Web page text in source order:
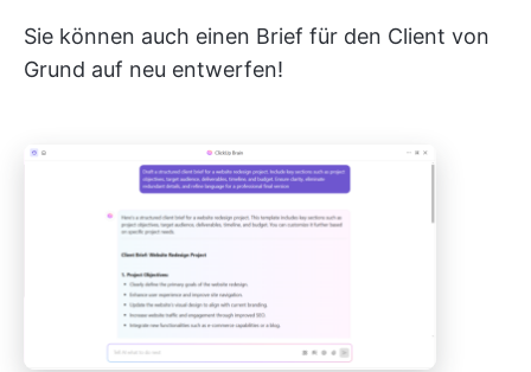
Sie können auch einen Brief für den Client von
Grund auf neu entwerfen!